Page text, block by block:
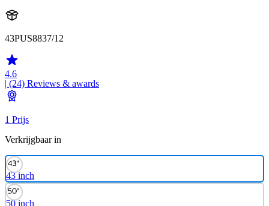
43PUS8837/12
4.6
| (24) Reviews & awards
1 Prijs
Verkrijgbaar in
43 inch
50 inch